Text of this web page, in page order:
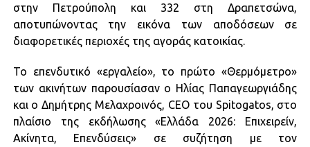
στην Πετρούπολη και 332 στη Δραπετσώνα,
αποτυπώνοντας την εικόνα των αποδόσεων σε
διαφορετικές περιοχές της αγοράς κατοικίας.
Το επενδυτικό «εργαλείο», το πρώτο «Θερμόμετρο»
των ακινήτων παρουσίασαν ο Ηλίας Παπαγεωργιάδης
και ο Δημήτρης Μελαχροινός, CEO του Spitogatos, στο
πλαίσιο της εκδήλωσης «Ελλάδα 2026: Επιχειρείν,
Ακίνητα, Επενδύσεις» σε συζήτηση με τον